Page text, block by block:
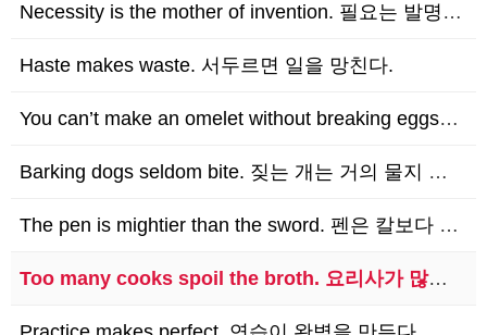
Necessity is the mother of invention. 필요는 발명의 어머니다…
Haste makes waste. 서두르면 일을 망친다.
You can’t make an omelet without breaking eggs. 달걀…
Barking dogs seldom bite. 짖는 개는 거의 물지 않는다.
The pen is mightier than the sword. 펜은 칼보다 강하다.
Too many cooks spoil the broth. 요리사가 많으면 국을 망친다.